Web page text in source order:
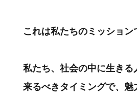
これは私たちのミッション
私たち、社会の中に生きる
来るべきタイミングで、魅